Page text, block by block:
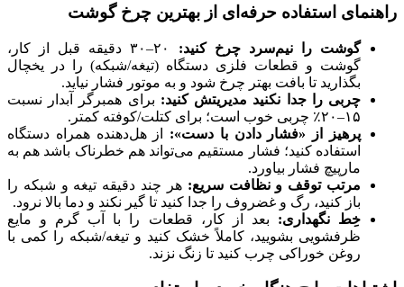
راهنمای استفاده حرفه‌ای از بهترین چرخ گوشت
گوشت را نیم‌سرد چرخ کنید:
۲۰–۳۰ دقیقه قبل از کار،
گوشت و قطعات فلزی دستگاه (تیغه/شبکه) را در یخچال
بگذارید تا بافت بهتر چرخ شود و به موتور فشار نیاید.
چربی را جدا نکنید مدیریتش کنید: برای همبرگر آبدار نسبت
۱۵–۲۰٪ چربی خوب است؛ برای کتلت/کوفته کمتر.
پرهیز از «فشار دادن با دست»: از هل‌دهنده همراه دستگاه
استفاده کنید؛ فشار مستقیم می‌تواند هم خطرناک باشد هم به
مارپیچ فشار بیاورد.
مرتب توقف و نظافت سریع: هر چند دقیقه تیغه و شبکه را
باز کنید، رگ و غضروف را جدا کنید تا گیر نکند و دما بالا نرود.
خِط نگهداری: بعد از کار، قطعات را با آب گرم و مایع
ظرفشویی بشویید، کاملاً خشک کنید و تیغه/شبکه را کمی با
روغن خوراکی چرب کنید تا زنگ نزند.